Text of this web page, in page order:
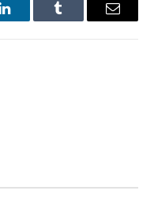
LinkedInTumblr
E-